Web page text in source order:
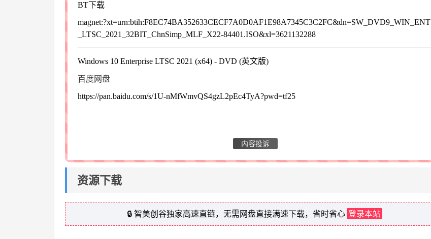
BT下载
magnet:?xt=urn:btih:F8EC74BA352633CECF7A0D0AF1E98A7345C3C2FC&dn=SW_DVD9_WIN_ENT
_LTSC_2021_32BIT_ChnSimp_MLF_X22-84401.ISO&xl=3621132288
Windows 10 Enterprise LTSC 2021 (x64) - DVD (英文版)
百度网盘
https://pan.baidu.com/s/1U-nMfWmvQS4gzL2pEc4TyA?pwd=tf25
内容投诉
资源下载
🔒 智美创谷独家高速直链，无需网盘直接满速下载，省时省心 登录本站